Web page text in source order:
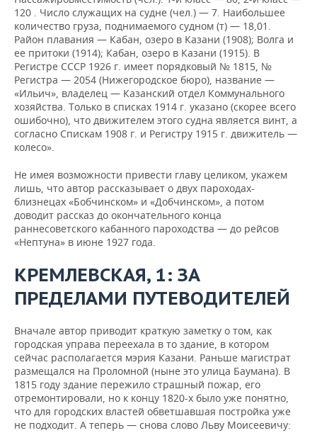
120 . Число служащих на судне (чел.) — 7. Наибольшее
количество груза, поднимаемого судном (т) — 18,01.
Район плавания — Кабан, озеро в Казани (1908); Волга и
ее притоки (1914); Кабан, озеро в Казани (1915). В
Регистре СССР 1926 г. имеет порядковый № 1815, №
Регистра — 2054 (Нижегородское бюро), название —
«Ильич», владелец — Казанский отдел Коммунального
хозяйства. Только в списках 1914 г. указано (скорее всего
ошибочно), что движителем этого судна является винт, а
согласно Спискам 1908 г. и Регистру 1915 г. движитель —
колесо».
Не имея возможности привести главу целиком, укажем
лишь, что автор рассказывает о двух пароходах-
близнецах «Бобчинском» и «Добчинском», а потом
доводит рассказ до окончательного конца
раннесоветского кабанного пароходства — до рейсов
«Нептуна» в июне 1927 года.
КРЕМЛЕВСКАЯ, 1: ЗА
ПРЕДЕЛАМИ ПУТЕВОДИТЕЛЕЙ
Вначале автор приводит краткую заметку о том, как
городская управа переехала в то здание, в котором
сейчас располагается мэрия Казани. Раньше магистрат
размещался на Проломной (ныне это улица Баумана). В
1815 году здание пережило страшный пожар, его
отремонтировали, но к концу 1820-х было уже понятно,
что для городских властей обветшавшая постройка уже
не подходит. А теперь — снова слово Льву Моисеевичу: